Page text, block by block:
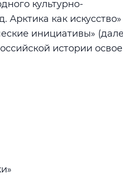
культурно-
Арктика как искусство»
инициативы»
истории